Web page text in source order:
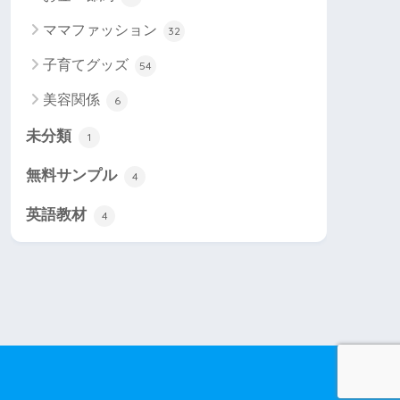
ママファッション 32
子育てグッズ 54
美容関係 6
未分類 1
無料サンプル 4
英語教材 4